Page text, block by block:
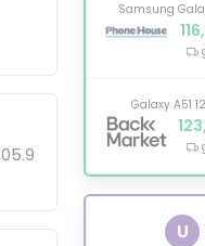
Samsung
Galaxy A51
U